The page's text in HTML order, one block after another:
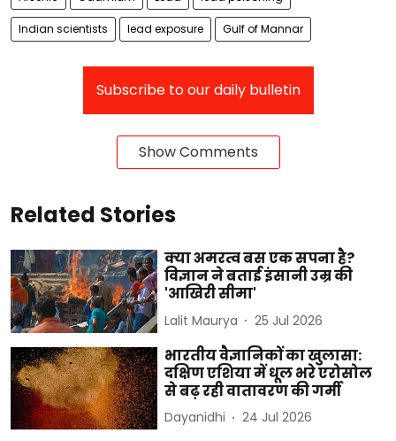
Indian scientists lead exposure Gulf of Mannar
Subscribe to our daily bulletin
Show Comments
Related Stories
क्या अमरत्व बस एक सपना है?
विज्ञान ने बताई इंसानी उम्र की
'आखिरी सीमा'
Lalit Maurya 25 Jul 2026
भारतीय वैज्ञानिकों का खुलासा:
दक्षिण एशिया में धूल भरे एरोसोल
से बढ़ रही वातावरण की गर्मी
Dayanidhi 24 Jul 2026